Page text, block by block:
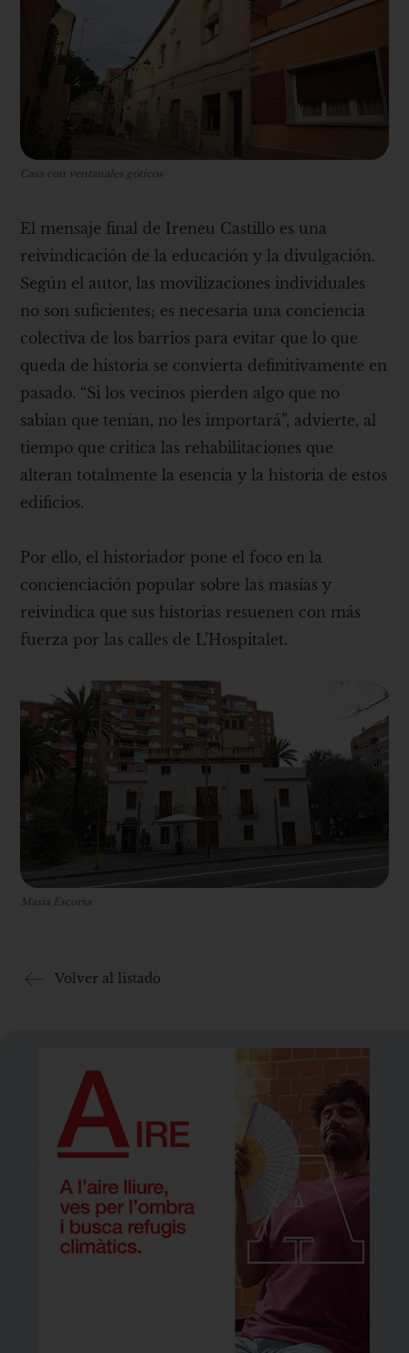
Casa con ventanales góticos
El mensaje final de Ireneu Castillo es una
reivindicación de la educación y la divulgación.
Según el autor, las movilizaciones individuales
no son suficientes; es necesaria una conciencia
colectiva de los barrios para evitar que lo que
queda de historia se convierta definitivamente en
pasado. “Si los vecinos pierden algo que no
sabían que tenían, no les importará”, advierte, al
tiempo que critica las rehabilitaciones que
alteran totalmente la esencia y la historia de estos
edificios.
Por ello, el historiador pone el foco en la
concienciación popular sobre las masías y
reivindica que sus historias resuenen con más
fuerza por las calles de L’Hospitalet.
Masia Escorsa
Volver al listado